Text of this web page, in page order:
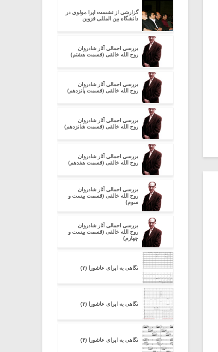
گزارشی از نشست اپرا مولوی در
دانشگاه بین المللی قزوین
بررسی اجمالی آثار شادروان
روح الله خالقی (قسمت هشتم)
بررسی اجمالی آثار شادروان
روح الله خالقی (قسمت پانزدهم)
بررسی اجمالی آثار شادروان
روح الله خالقی (قسمت شانزدهم)
بررسی اجمالی آثار شادروان
روح الله خالقی (قسمت هفدهم)
بررسی اجمالی آثار شادروان
روح الله خالقی (قسمت بیست و
سوم)
بررسی اجمالی آثار شادروان
روح الله خالقی (قسمت بیست و
چهارم)
نگاهی به اپرای عاشورا (۲)
نگاهی به اپرای عاشورا (۳)
نگاهی به اپرای عاشورا (۴)